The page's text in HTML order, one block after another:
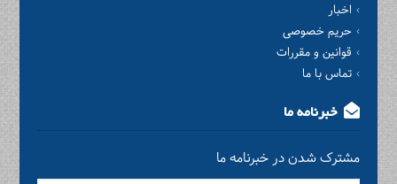
اخبار
حریم خصوصی
قوانین و مقررات
تماس با ما
خبرنامه ما
مشترک شدن در خبرنامه ما